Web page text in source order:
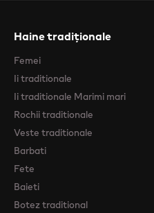
Haine tradiționale
Femei
Ii traditionale
Ii traditionale Marimi mari
Rochii traditionale
Veste traditionale
Barbati
Fete
Baieti
Botez traditional